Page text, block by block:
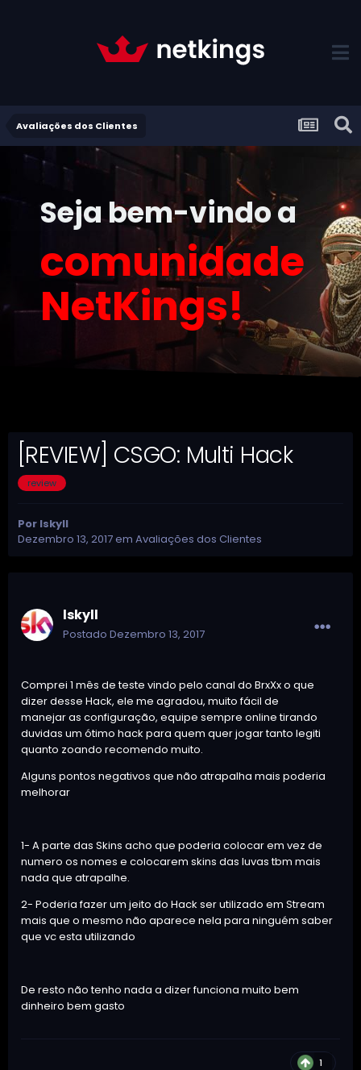
Avaliações dos Clientes
Seja bem-vindo a
comunidade
NetKings!
[REVIEW] CSGO: Multi Hack
review
Por lskyll
Dezembro 13, 2017em Avaliações dos Clientes
lskyll
Postado Dezembro 13, 2017
Comprei 1 mês de teste vindo pelo canal do BrxXx o que
dizer desse Hack, ele me agradou, muito fácil de
manejar as configuração, equipe sempre online tirando
duvidas um ótimo hack para quem quer jogar tanto legiti
quanto zoando recomendo muito.
Alguns pontos negativos que não atrapalha mais poderia
melhorar
1- A parte das Skins acho que poderia colocar em vez de
numero os nomes e colocarem skins das luvas tbm mais
nada que atrapalhe.
2- Poderia fazer um jeito do Hack ser utilizado em Stream
mais que o mesmo não aparece nela para ninguém saber
que vc esta utilizando
De resto não tenho nada a dizer funciona muito bem
dinheiro bem gasto
1